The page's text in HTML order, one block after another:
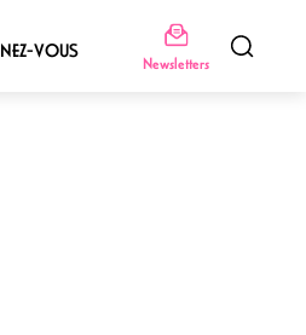
VOUS
Newsletters